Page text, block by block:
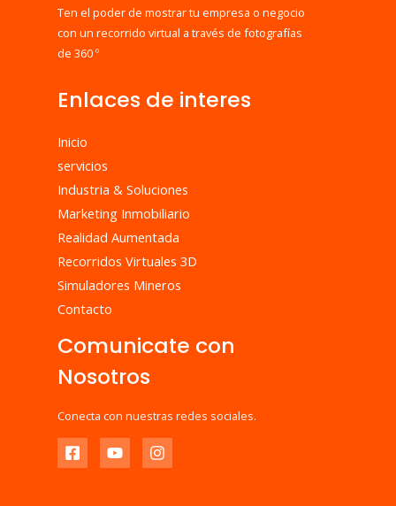
Ten el poder de mostrar tu empresa o negocio
con un recorrido virtual a través de fotografías
de 360 º
Enlaces de interes
Inicio
servicios
Industria & Soluciones
Marketing Inmobiliario
Realidad Aumentada
Recorridos Virtuales 3D
Simuladores Mineros
Contacto
Comunicate con
Nosotros
Conecta con nuestras redes sociales.